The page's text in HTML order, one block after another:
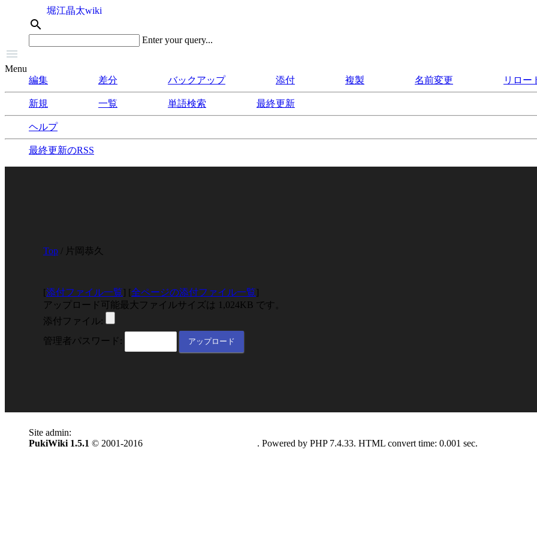
堀江晶太wiki
search
Enter your query...

Menu
編集
差分 バックアップ 添付 複製 名前変更 リロー
新規 一覧 単語検索 最終更新
ヘルプ
最終更新のRSS
Top / 片岡恭久
[添付ファイル一覧] [全ページの添付ファイル一覧]
アップロード可能最大ファイルサイズは 1,024KB です。
添付ファイル:
管理者パスワード:
Site admin:
PukiWiki 1.5.1 © 2001-2016 . Powered by PHP 7.4.33. HTML convert time: 0.001 sec.